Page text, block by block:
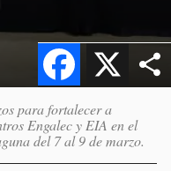
X
Facebook
para fortalecer a
Engalec y EIA en el
del 7 al 9 de marzo.